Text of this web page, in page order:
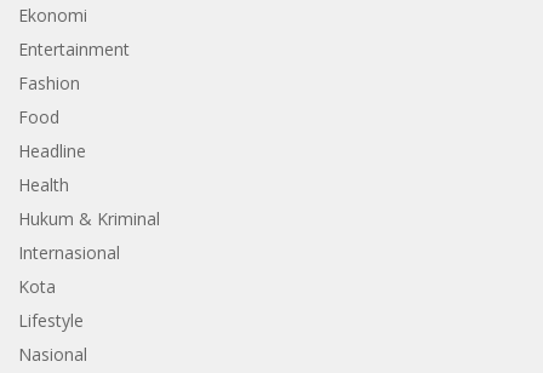
Ekonomi
Entertainment
Fashion
Food
Headline
Health
Hukum & Kriminal
Internasional
Kota
Lifestyle
Nasional